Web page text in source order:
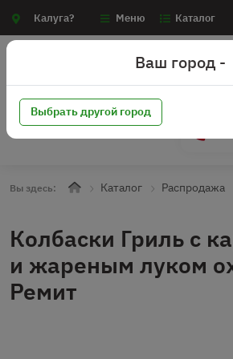
Калуга? Меню Каталог
Вы здесь: Каталог Распродажа
Колбаски Гриль с
и жареным луком
Ремит
Ваш город -
Выбрать другой город